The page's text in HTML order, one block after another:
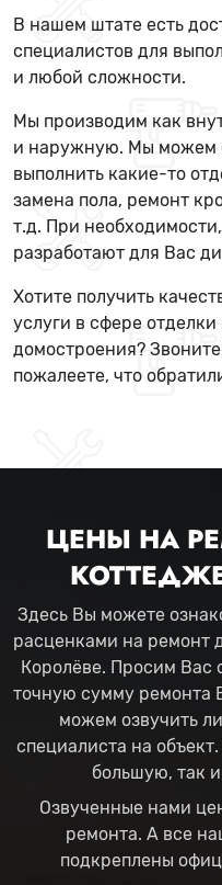
В нашем штате есть
специалистов для
и любой сложности.
Мы производим как
и наружную. Мы можем
выполнить какие-то
замена пола, ремонт
т.д. При
разработают для Вас
Хотите получить
услуги в сфере
домостроения?
пожалеете, что
ЦЕНЫ НА
Здесь Вы можете
расценками на ремонт
Королёве. Просим Вас
точную сумму ремонта
можем озвучить
специалиста на
большую, так и
Озвученные нами
ремонта. А все
подкреплены